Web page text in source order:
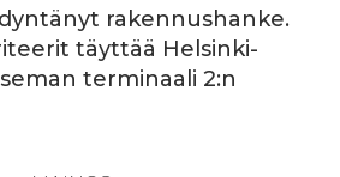
rakennushanke.
täyttää Helsinki-
terminaali 2:n